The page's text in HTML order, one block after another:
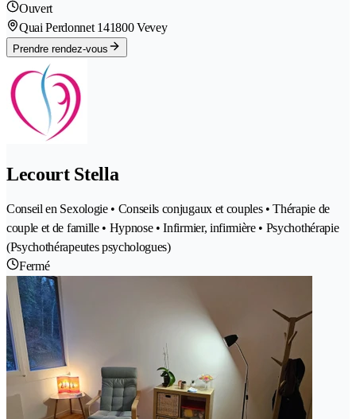
Ouvert
Quai Perdonnet 141800 Vevey
Prendre rendez-vous
Lecourt Stella
Conseil en Sexologie • Conseils conjugaux et couples • Thérapie de
couple et de famille • Hypnose • Infirmier, infirmière • Psychothérapie
(Psychothérapeutes psychologues)
Fermé